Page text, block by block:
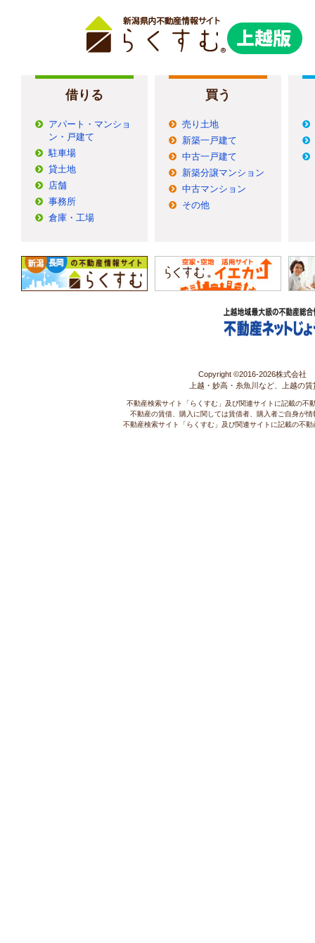
借りる
アパート・マンショ
ン・戸建て
駐車場
貸土地
店舗
事務所
倉庫・工場
買う
売り土地
新築一戸建て
中古一戸建て
新築分譲マンション
中古マンション
その他
Copyright ©2016-2026株式会社
上越・妙高・糸魚川など、上越の
不動産検索サイト「らくすむ」及び関連サイトに記載の不
不動産の賃借、購入に関しては賃借者、購入者ご自身が
不動産検索サイト「らくすむ」及び関連サイトに記載の不